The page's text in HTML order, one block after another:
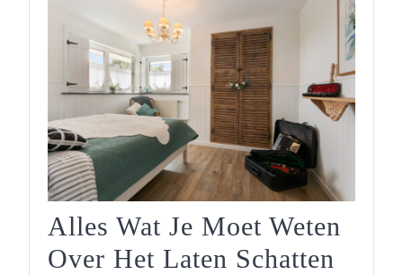
Alles Wat Je Moet Weten
Over Het Laten Schatten